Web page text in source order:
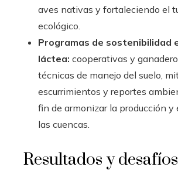
aves nativas y fortaleciendo el
ecológico.
Programas de sostenibilidad
láctea: cooperativas y
técnicas de manejo del suelo,
escurrimientos y reportes
fin de armonizar la producción y
las cuencas.
Resultados y desafíos